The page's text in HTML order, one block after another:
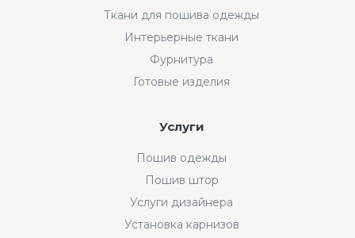
Ткани для пошива одежды
Интерьерные ткани
Фурнитура
Готовые изделия
Услуги
Пошив одежды
Пошив штор
Услуги дизайнера
Установка карнизов